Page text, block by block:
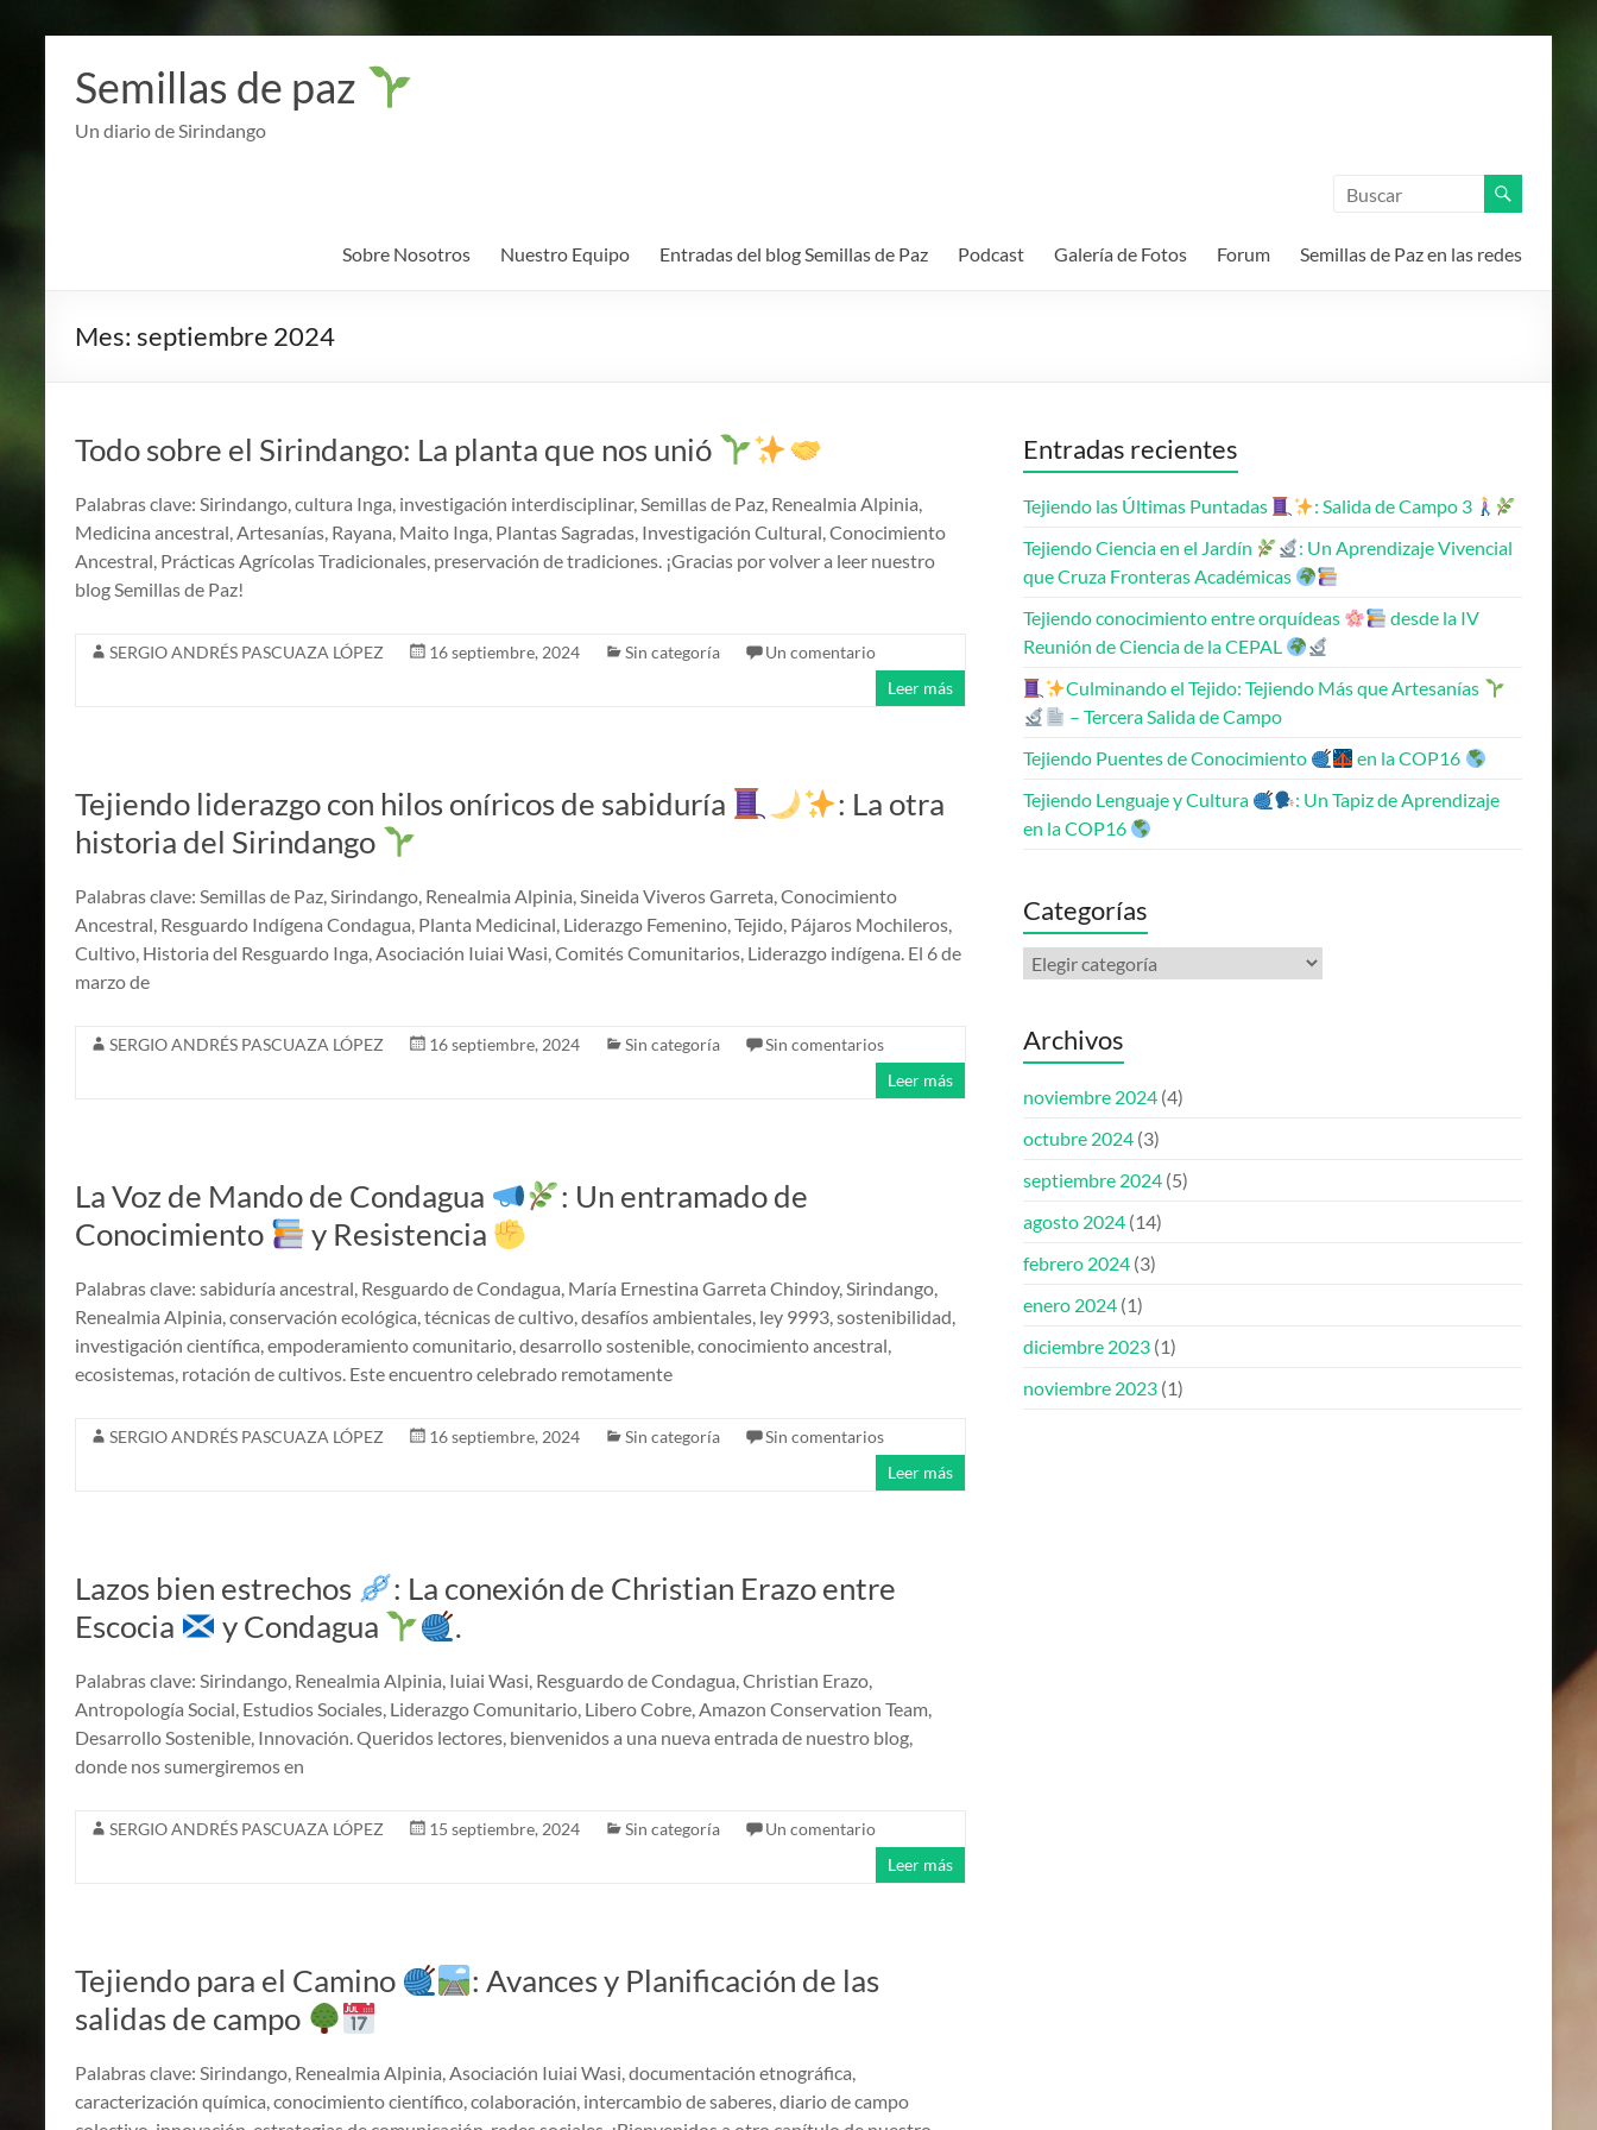
Semillas de paz
Un diario de Sirindango
Sobre Nosotros Nuestro Equipo Entradas del blog Semillas de Paz Podcast Galería de Fotos Forum Semillas de Paz en las redes
Mes: septiembre 2024
Todo sobre el Sirindango: La planta que nos unió
Palabras clave: Sirindango, cultura Inga, investigación interdisciplinar, Semillas de Paz, Renealmia Alpinia,
Medicina ancestral, Artesanías, Rayana, Maito Inga, Plantas Sagradas, Investigación Cultural, Conocimiento
Ancestral, Prácticas Agrícolas Tradicionales, preservación de tradiciones. ¡Gracias por volver a leer nuestro
blog Semillas de Paz!
SERGIO ANDRÉS PASCUAZA LÓPEZ 16 septiembre, 2024 Sin categoría
Un comentario
Leer más
Tejiendo liderazgo con hilos oníricos de sabiduría
: La otra
historia del Sirindango
Palabras clave: Semillas de Paz, Sirindango, Renealmia Alpinia, Sineida Viveros Garreta, Conocimiento
Ancestral, Resguardo Indígena Condagua, Planta Medicinal, Liderazgo Femenino, Tejido, Pájaros Mochileros,
Cultivo, Historia del Resguardo Inga, Asociación Iuiai Wasi, Comités Comunitarios, Liderazgo indígena. El 6 de
marzo de
SERGIO ANDRÉS PASCUAZA LÓPEZ 16 septiembre, 2024 Sin categoría
Sin comentarios
Leer más
La Voz de Mando de Condagua
: Un entramado de
Conocimiento
y Resistencia
Palabras clave: sabiduría ancestral, Resguardo de Condagua, María Ernestina Garreta Chindoy, Sirindango,
Renealmia Alpinia, conservación ecológica, técnicas de cultivo, desafíos ambientales, ley 9993, sostenibilidad,
investigación científica, empoderamiento comunitario, desarrollo sostenible, conocimiento ancestral,
ecosistemas, rotación de cultivos. Este encuentro celebrado remotamente
SERGIO ANDRÉS PASCUAZA LÓPEZ 16 septiembre, 2024 Sin categoría
Sin comentarios
Leer más
Lazos bien estrechos
: La conexión de Christian Erazo entre
Escocia
y Condagua .
Palabras clave: Sirindango, Renealmia Alpinia, Iuiai Wasi, Resguardo de Condagua, Christian Erazo,
Antropología Social, Estudios Sociales, Liderazgo Comunitario, Libero Cobre, Amazon Conservation Team,
Desarrollo Sostenible, Innovación. Queridos lectores, bienvenidos a una nueva entrada de nuestro blog,
donde nos sumergiremos en
SERGIO ANDRÉS PASCUAZA LÓPEZ 15 septiembre, 2024 Sin categoría
Un comentario
Leer más
Tejiendo para el Camino
: Avances y Planificación de las
salidas de campo
Palabras clave: Sirindango, Renealmia Alpinia, Asociación Iuiai Wasi, documentación etnográfica,
caracterización química, conocimiento científico, colaboración, intercambio de saberes, diario de campo
Entradas recientes
Tejiendo las Últimas Puntadas
: Salida de Campo 3
Tejiendo Ciencia en el Jardín
: Un Aprendizaje Vivencial
que Cruza Fronteras Académicas
Tejiendo conocimiento entre orquídeas
desde la IV
Reunión de Ciencia de la CEPAL
Culminando el Tejido: Tejiendo Más que Artesanías
– Tercera Salida de Campo
Tejiendo Puentes de Conocimiento
en la COP16
Tejiendo Lenguaje y Cultura
: Un Tapiz de Aprendizaje
en la COP16
Categorías
Archivos
noviembre 2024 (4)
octubre 2024 (3)
septiembre 2024 (5)
agosto 2024 (14)
febrero 2024 (3)
enero 2024 (1)
diciembre 2023 (1)
noviembre 2023 (1)